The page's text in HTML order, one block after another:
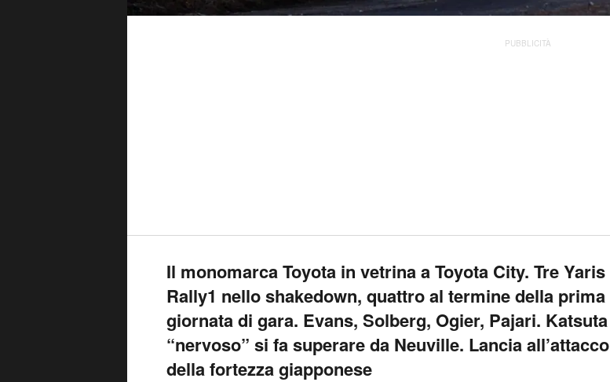
PUBBLICITÀ
Il monomarca Toyota in vetrina a Toyota City. Tre Yaris
Rally1 nello shakedown, quattro al termine della prima
giornata di gara. Evans, Solberg, Ogier, Pajari. Katsuta
“nervoso” si fa superare da Neuville. Lancia all’attacco
della fortezza giapponese